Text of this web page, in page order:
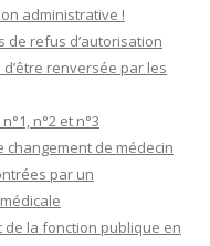
administrative !
de refus d’autorisation
renversée par les
n°2 et n°3
de médecin
par un
la fonction publique en